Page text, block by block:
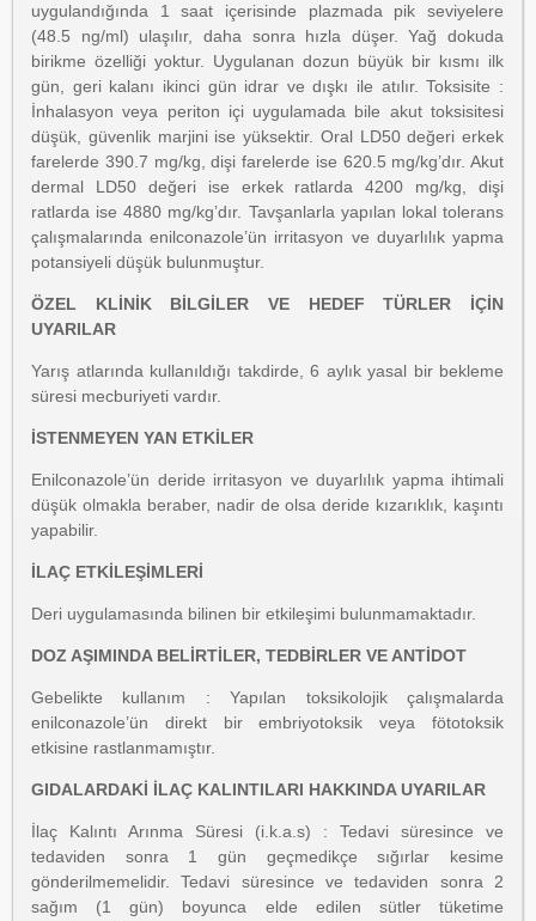
uygulandığında 1 saat içerisinde plazmada pik seviyelere
(48.5 ng/ml) ulaşılır, daha sonra hızla düşer. Yağ dokuda
birikme özelliği yoktur. Uygulanan dozun büyük bir kısmı ilk
gün, geri kalanı ikinci gün idrar ve dışkı ile atılır. Toksisite :
İnhalasyon veya periton içi uygulamada bile akut toksisitesi
düşük, güvenlik marjini ise yüksektir. Oral LD50 değeri erkek
farelerde 390.7 mg/kg, dişi farelerde ise 620.5 mg/kg’dır. Akut
dermal LD50 değeri ise erkek ratlarda 4200 mg/kg, dişi
ratlarda ise 4880 mg/kg’dır. Tavşanlarla yapılan lokal tolerans
çalışmalarında enilconazole’ün irritasyon ve duyarlılık yapma
potansiyeli düşük bulunmuştur.
ÖZEL KLİNİK BİLGİLER VE HEDEF TÜRLER İÇİN
UYARILAR
Yarış atlarında kullanıldığı takdirde, 6 aylık yasal bir bekleme
süresi mecburiyeti vardır.
İSTENMEYEN YAN ETKİLER
Enilconazole’ün deride irritasyon ve duyarlılık yapma ihtimali
düşük olmakla beraber, nadir de olsa deride kızarıklık, kaşıntı
yapabilir.
İLAÇ ETKİLEŞİMLERİ
Deri uygulamasında bilinen bir etkileşimi bulunmamaktadır.
DOZ AŞIMINDA BELİRTİLER, TEDBİRLER VE ANTİDOT
Gebelikte kullanım : Yapılan toksikolojik çalışmalarda
enilconazole’ün direkt bir embriyotoksik veya fötotoksik
etkisine rastlanmamıştır.
GIDALARDAKİ İLAÇ KALINTILARI HAKKINDA UYARILAR
İlaç Kalıntı Arınma Süresi (i.k.a.s) : Tedavi süresince ve
tedaviden sonra 1 gün geçmedikçe sığırlar kesime
gönderilmemelidir. Tedavi süresince ve tedaviden sonra 2
sağım (1 gün) boyunca elde edilen sütler tüketime